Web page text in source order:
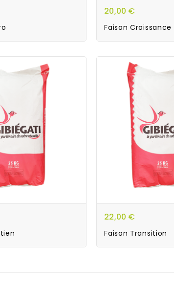
20,00 €
Faisan Croissance
22,00 €
Faisan Transition